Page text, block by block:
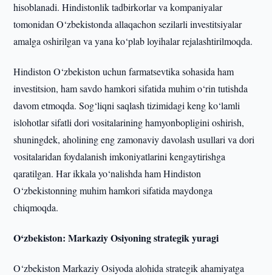
hisoblanadi. Hindistonlik tadbirkorlar va kompaniyalar
tomonidan O‘zbekistonda allaqachon sezilarli investitsiyalar
amalga oshirilgan va yana ko‘plab loyihalar rejalashtirilmoqda.
Hindiston O‘zbekiston uchun farmatsevtika sohasida ham
investitsion, ham savdo hamkori sifatida muhim o‘rin tutishda
davom etmoqda. Sog‘liqni saqlash tizimidagi keng ko‘lamli
islohotlar sifatli dori vositalarining hamyonbopligini oshirish,
shuningdek, aholining eng zamonaviy davolash usullari va dori
vositalaridan foydalanish imkoniyatlarini kengaytirishga
qaratilgan. Har ikkala yo‘nalishda ham Hindiston
O‘zbekistonning muhim hamkori sifatida maydonga
chiqmoqda.
O‘zbekiston: Markaziy Osiyoning strategik yuragi
O‘zbekiston Markaziy Osiyoda alohida strategik ahamiyatga